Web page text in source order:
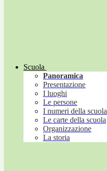
Scuola
Panoramica
Presentazione
I luoghi
Le persone
I numeri della scuola
Le carte della scuola
Organizzazione
La storia